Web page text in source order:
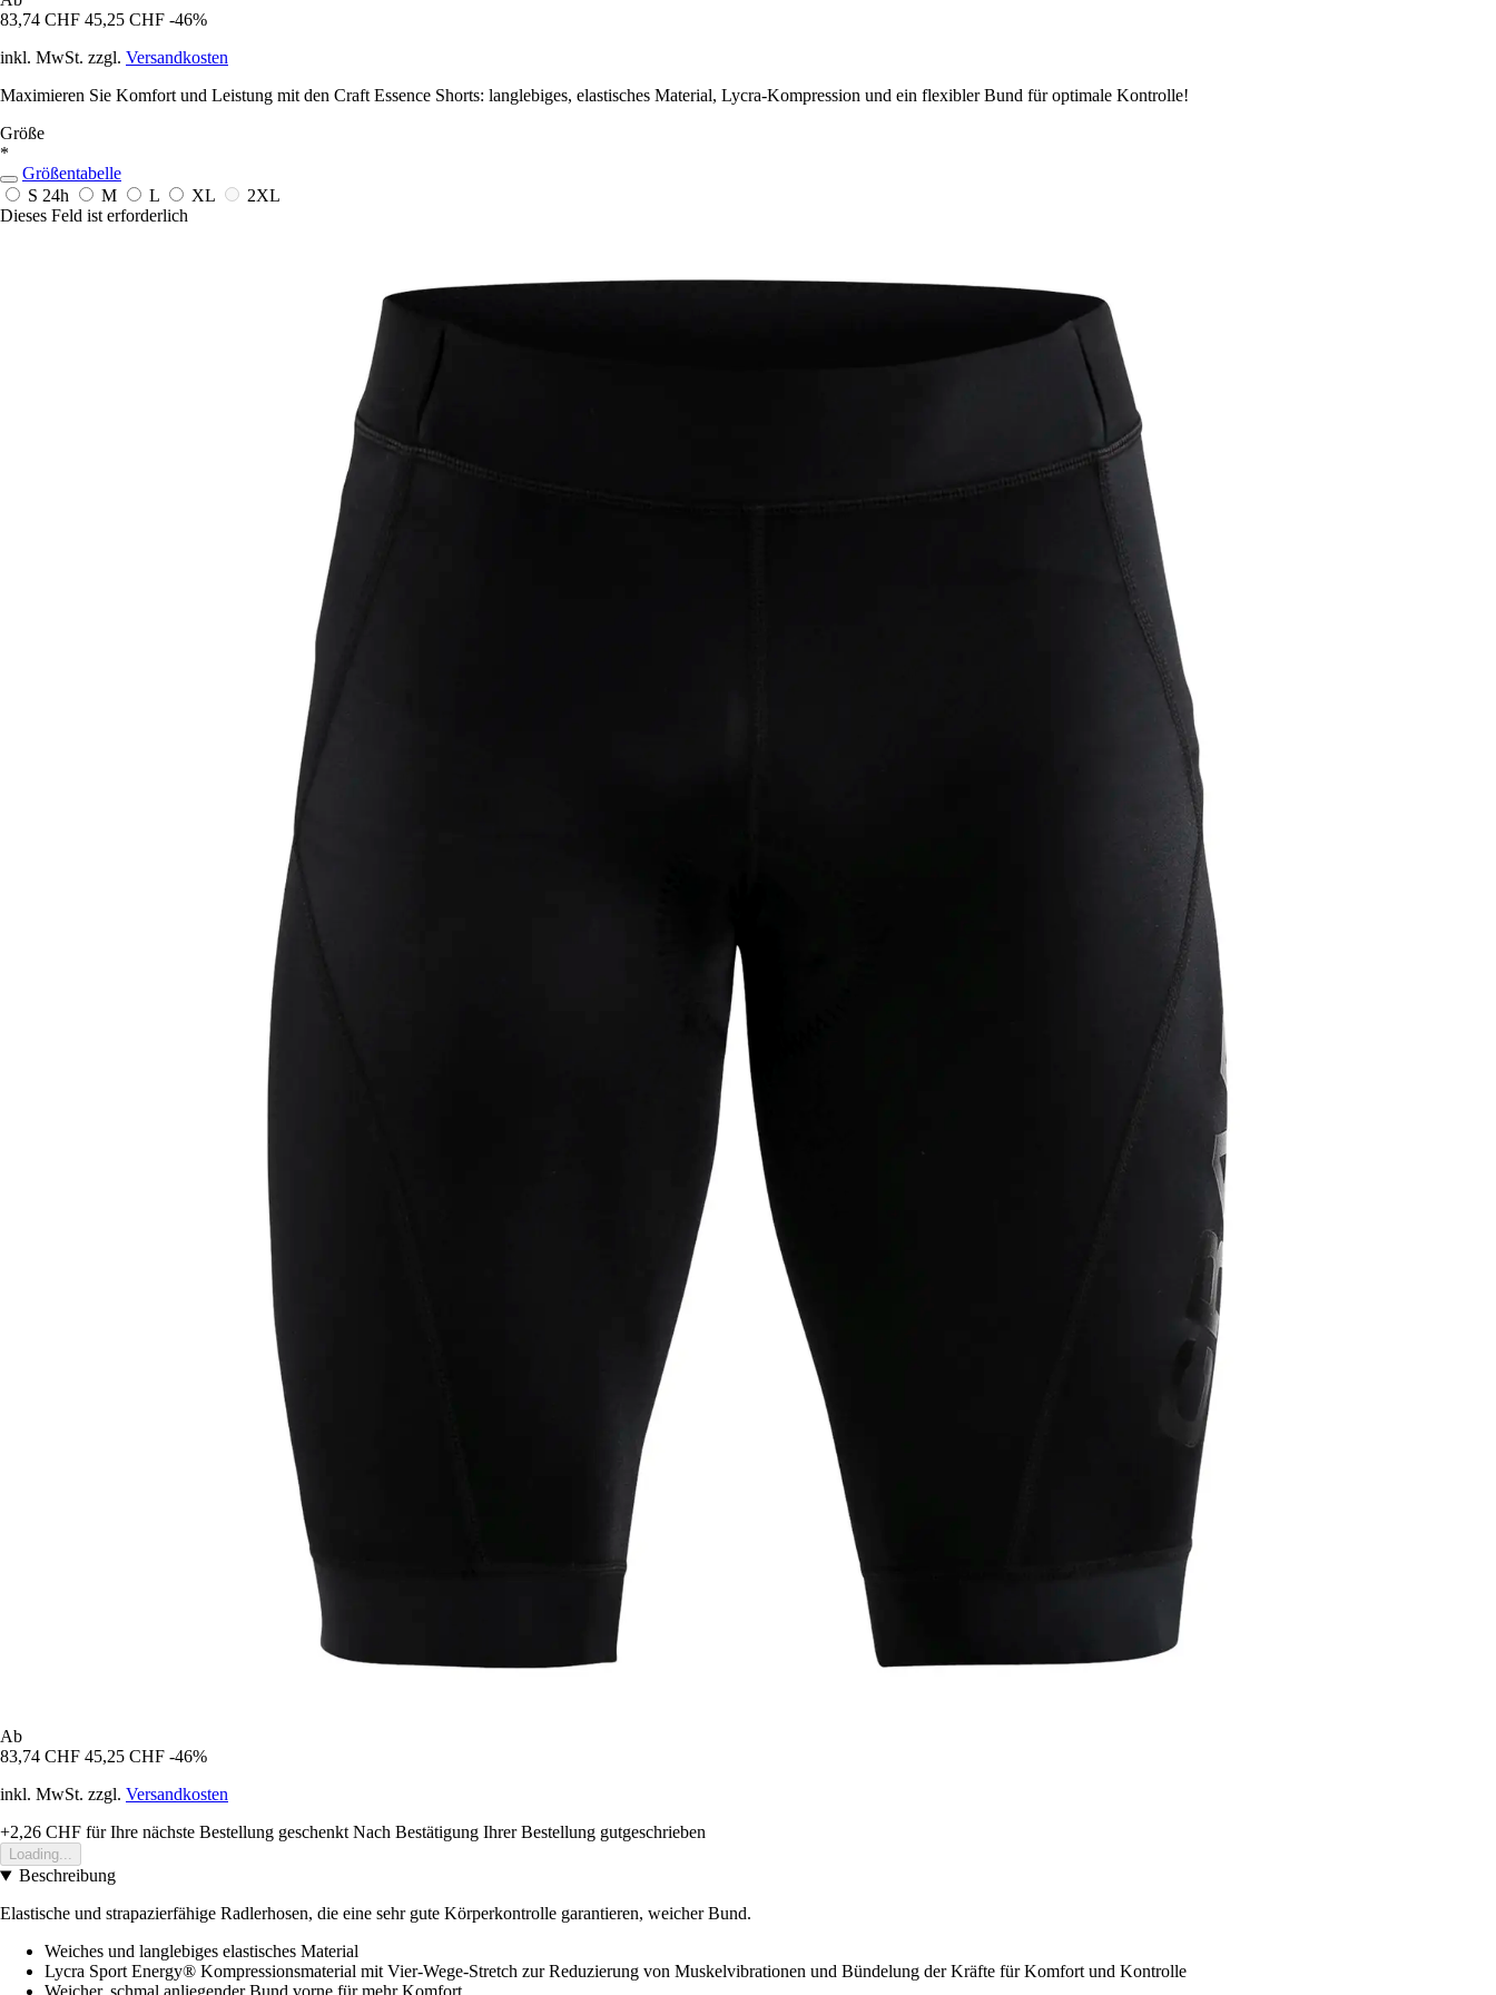
83,74 CHF 45,25 CHF -46%
inkl. MwSt. zzgl. Versandkosten
Maximieren Sie Komfort und Leistung mit den Craft Essence Shorts: langlebiges, elastisches Material, Lycra-Kompression und ein flexibler Bund für optimale Kontrolle!
Größe
*
Größentabelle
S 24h M L XL
2XL
Dieses Feld ist erforderlich
Ab
83,74 CHF 45,25 CHF -46%
inkl. MwSt. zzgl. Versandkosten
+2,26 CHF für Ihre nächste Bestellung geschenkt Nach Bestätigung Ihrer Bestellung gutgeschrieben
Loading...
Beschreibung
Elastische und strapazierfähige Radlerhosen, die eine sehr gute Körperkontrolle garantieren, weicher Bund.
Weiches und langlebiges elastisches Material
Lycra Sport Energy® Kompressionsmaterial mit Vier-Wege-Stretch zur Reduzierung von Muskelvibrationen und Bündelung der Kräfte für Komfort und Kontrolle